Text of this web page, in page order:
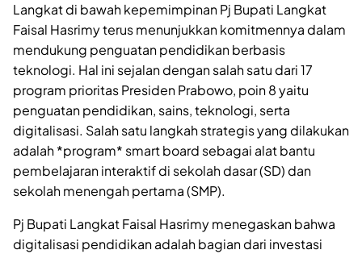
Langkat di bawah kepemimpinan Pj Bupati Langkat
Faisal Hasrimy terus menunjukkan komitmennya dalam
mendukung penguatan pendidikan berbasis
teknologi. Hal ini sejalan dengan salah satu dari 17
program prioritas Presiden Prabowo, poin 8 yaitu
penguatan pendidikan, sains, teknologi, serta
digitalisasi. Salah satu langkah strategis yang dilakukan
adalah *program* smart board sebagai alat bantu
pembelajaran interaktif di sekolah dasar (SD) dan
sekolah menengah pertama (SMP).
Pj Bupati Langkat Faisal Hasrimy menegaskan bahwa
digitalisasi pendidikan adalah bagian dari investasi